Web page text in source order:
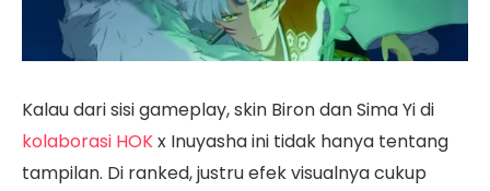
Kalau dari sisi gameplay, skin Biron dan Sima Yi di
kolaborasi HOKx Inuyasha ini tidak hanya tentang
tampilan. Di ranked, justru efek visualnya cukup